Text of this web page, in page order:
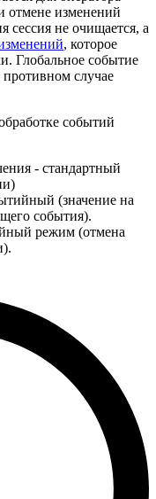
отмене изменений
сессия не очищается, а
, которое
Глобальное событие
случае
событий
- стандартный
(значение на
события).
режим (отмена